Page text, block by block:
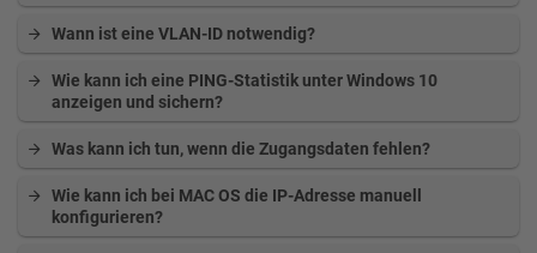
Wann ist eine VLAN-ID notwendig?
Wie kann ich eine PING-Statistik unter Windows 10
anzeigen und sichern?
Was kann ich tun, wenn die Zugangsdaten fehlen?
Wie kann ich bei MAC OS die IP-Adresse manuell
konfigurieren?